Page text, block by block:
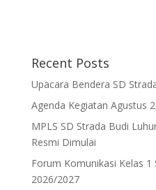
Recent Posts
Upacara Bendera SD
Agenda Kegiatan Agustus
MPLS SD Strada Budi
Resmi Dimulai
Forum Komunikasi Kelas
2026/2027